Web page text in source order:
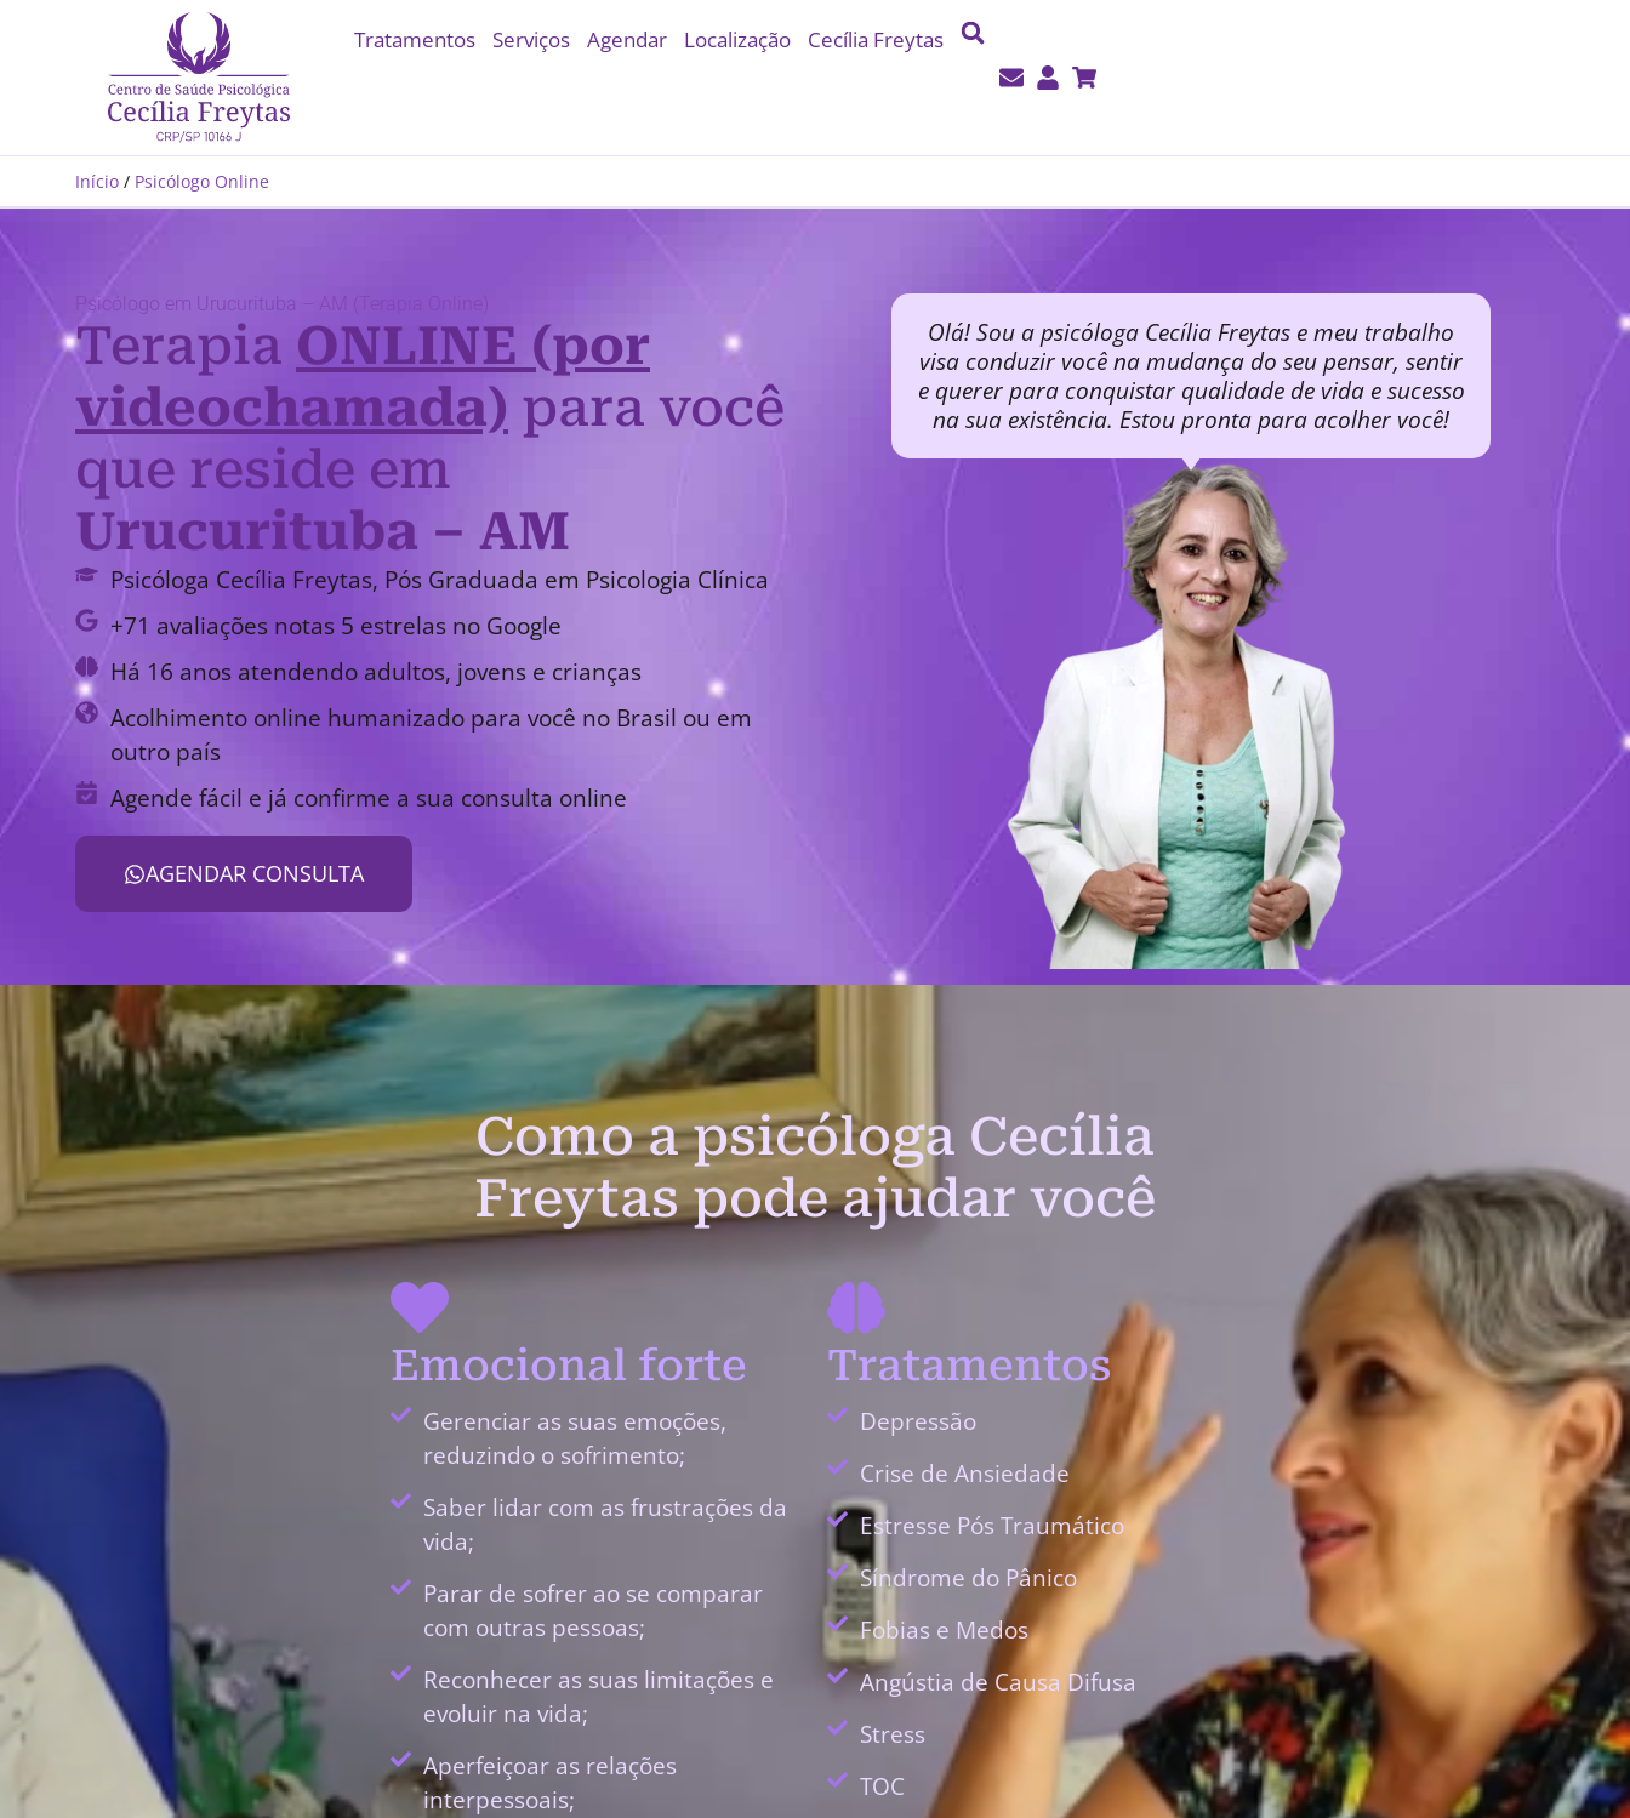
Tratamentos Serviços Agendar Localização Cecília Freytas
Início / Psicólogo Online
Psicólogo em Urucurituba – AM (Terapia Online)
Terapia ONLINE (por
videochamada) para você
que reside em
Urucurituba – AM
Psicóloga Cecília Freytas, Pós Graduada em Psicologia Clínica
+71 avaliações notas 5 estrelas no Google
Há 16 anos atendendo adultos, jovens e crianças
Acolhimento online humanizado para você no Brasil ou em
outro país
Agende fácil e já confirme a sua consulta online
AGENDAR CONSULTA
Olá! Sou a psicóloga Cecília Freytas e meu trabalho
visa conduzir você na mudança do seu pensar, sentir
e querer para conquistar qualidade de vida e sucesso
na sua existência. Estou pronta para acolher você!
Como a psicóloga Cecília
Freytas pode ajudar você
Emocional forte
Gerenciar as suas emoções,
reduzindo o sofrimento;
Saber lidar com as frustrações da
vida;
Parar de sofrer ao se comparar
com outras pessoas;
Reconhecer as suas limitações e
evoluir na vida;
Aperfeiçoar as relações
interpessoais;
Tratamentos
Depressão
Crise de Ansiedade
Estresse Pós Traumático
Síndrome do Pânico
Fobias e Medos
Angústia de Causa Difusa
Stress
TOC